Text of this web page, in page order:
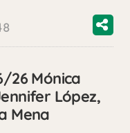
26 Mónica
López,
Mena